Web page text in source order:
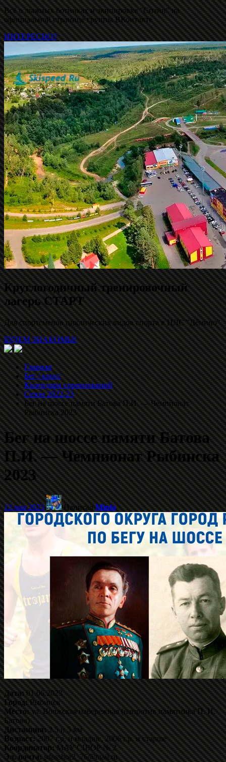
Всё о лыжных ботинках и экипировке "Спайн" на
официальной странице группы ВКонтакте
ИНТЕРЕСНО?
Круглогодичный тренировочный
лагерь СТАРТ
Для спортсменов циклических видов спорта в ЦЛС "Дёмино"
БУДЕМ ЗНАКОМЫ!
Главная
Бег / кросс
Календари соревнований
Сезон 2022-23
Бег на шоссе памяти Батова П.И. — Чемпионат
Рыбинска 2023
Бег на шоссе памяти Батова
П.И. — Чемпионат Рыбинска
2023
12 мая 2023 НаписалMinfo
Дата:01.06.2023
Город:Рыбинск
Место:ул. Волжская набережная (напротив памятника П. И.
Батова)
Дистанция:2.5 и 5 км
Возраст:2007 г.р. и младше, 2006 г.р. и старше
Координатор:МАУ СШОР № 2
Эл. почта:sdusshor2_76@mail.ru